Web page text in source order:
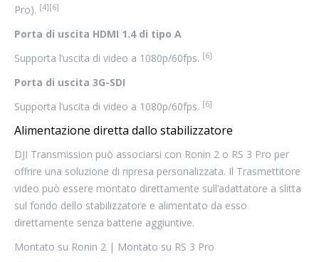
Pro). [4][6]
Porta di uscita HDMI 1.4 di tipo A
Supporta l’uscita di video a 1080p/60fps. [6]
Porta di uscita 3G-SDI
Supporta l’uscita di video a 1080p/60fps. [6]
Alimentazione diretta dallo stabilizzatore
DJI Transmission può associarsi con Ronin 2 o RS 3 Pro per
offrire una soluzione di ripresa personalizzata. Il Trasmettitore
video può essere montato direttamente sull’adattatore a slitta
sul fondo dello stabilizzatore e alimentato da esso
direttamente senza batterie aggiuntive.
Montato su Ronin 2 | Montato su RS 3 Pro